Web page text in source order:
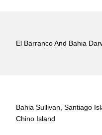
El Barranco And Bahia
Bahia Sullivan, Santiago
Chino Island